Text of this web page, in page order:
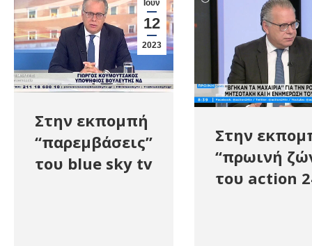
Ιούν
12
2023
Στην εκπομπή
“παρεμβάσεις”
του blue sky tv
Στην
“πρωινή
του action